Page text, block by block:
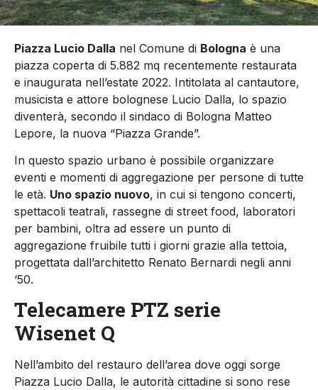
Piazza Lucio Dalla nel Comune di Bologna è una
piazza coperta di 5.882 mq recentemente restaurata
e inaugurata nell’estate 2022. Intitolata al cantautore,
musicista e attore bolognese Lucio Dalla, lo spazio
diventerà, secondo il sindaco di Bologna Matteo
Lepore, la nuova “Piazza Grande”.
In questo spazio urbano è possibile organizzare
eventi e momenti di aggregazione per persone di tutte
le età. Uno spazio nuovo, in cui si tengono concerti,
spettacoli teatrali, rassegne di street food, laboratori
per bambini, oltra ad essere un punto di
aggregazione fruibile tutti i giorni grazie alla tettoia,
progettata dall’architetto Renato Bernardi negli anni
‘50.
Telecamere PTZ serie
Wisenet Q
Nell’ambito del restauro dell’area dove oggi sorge
Piazza Lucio Dalla, le autorità cittadine si sono rese